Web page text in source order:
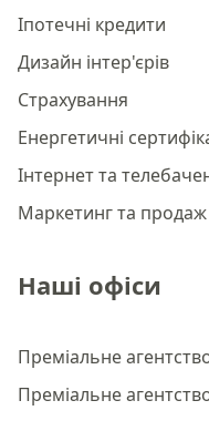
Іпотечні кредити
Дизайн інтер'єрів
Страхування
Енергетичні
Інтернет та
Маркетинг та продаж
Наші офіси
Преміальне
Преміальне